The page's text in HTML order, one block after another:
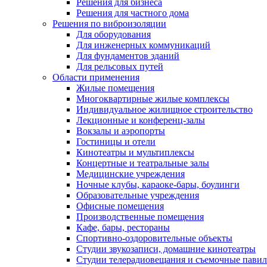
Решения для бизнеса
Решения для частного дома
Решения по виброизоляции
Для оборудования
Для инженерных коммуникаций
Для фундаментов зданий
Для рельсовых путей
Области применения
Жилые помещения
Многоквартирные жилые комплексы
Индивидуальное жилищное строительство
Лекционные и конференц-залы
Вокзалы и аэропорты
Гостиницы и отели
Кинотеатры и мультиплексы
Концертные и театральные залы
Медицинские учреждения
Ночные клубы, караоке-бары, боулинги
Образовательные учреждения
Офисные помещения
Производственные помещения
Кафе, бары, рестораны
Спортивно-оздоровительные объекты
Студии звукозаписи, домашние кинотеатры
Студии телерадиовещания и съемочные